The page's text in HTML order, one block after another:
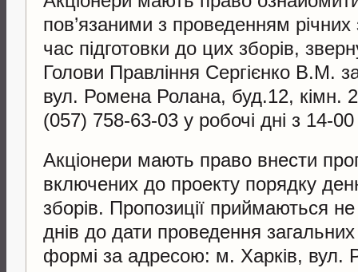
пов’язаними з проведенням річних
час підготовки до цих зборів,
Голови Правління Сергієнко В.М.
вул. Ромена Ролана, буд.12, кімн.
(057) 758-63-03 у робочі дні з 14-
Акціонери мають право внести
включених до проекту порядку
зборів. Пропозиції приймаються не
днів до дати проведення
формі за адресою: м. Харків, вул.